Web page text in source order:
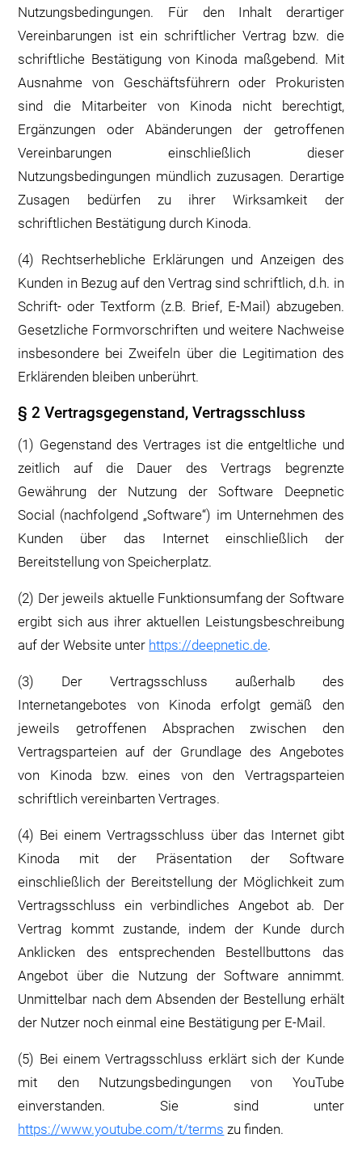
Nutzungsbedingungen. Für den Inhalt derartiger
Vereinbarungen ist ein schriftlicher Vertrag bzw. die
schriftliche Bestätigung von Kinoda maßgebend. Mit
Ausnahme von Geschäftsführern oder Prokuristen
sind die Mitarbeiter von Kinoda nicht berechtigt,
Ergänzungen oder Abänderungen der getroffenen
Vereinbarungen einschließlich dieser
Nutzungsbedingungen mündlich zuzusagen. Derartige
Zusagen bedürfen zu ihrer Wirksamkeit der
schriftlichen Bestätigung durch Kinoda.
(4) Rechtserhebliche Erklärungen und Anzeigen des
Kunden in Bezug auf den Vertrag sind schriftlich, d.h. in
Schrift- oder Textform (z.B. Brief, E-Mail) abzugeben.
Gesetzliche Formvorschriften und weitere Nachweise
insbesondere bei Zweifeln über die Legitimation des
Erklärenden bleiben unberührt.
§ 2 Vertragsgegenstand, Vertragsschluss
(1) Gegenstand des Vertrages ist die entgeltliche und
zeitlich auf die Dauer des Vertrags begrenzte
Gewährung der Nutzung der Software Deepnetic
Social (nachfolgend „Software“) im Unternehmen des
Kunden über das Internet einschließlich der
Bereitstellung von Speicherplatz.
(2) Der jeweils aktuelle Funktionsumfang der Software
ergibt sich aus ihrer aktuellen Leistungsbeschreibung
auf der Website unter https://deepnetic.de.
(3) Der Vertragsschluss außerhalb des
Internetangebotes von Kinoda erfolgt gemäß den
jeweils getroffenen Absprachen zwischen den
Vertragsparteien auf der Grundlage des Angebotes
von Kinoda bzw. eines von den Vertragsparteien
schriftlich vereinbarten Vertrages.
(4) Bei einem Vertragsschluss über das Internet gibt
Kinoda mit der Präsentation der Software
einschließlich der Bereitstellung der Möglichkeit zum
Vertragsschluss ein verbindliches Angebot ab. Der
Vertrag kommt zustande, indem der Kunde durch
Anklicken des entsprechenden Bestellbuttons das
Angebot über die Nutzung der Software annimmt.
Unmittelbar nach dem Absenden der Bestellung erhält
der Nutzer noch einmal eine Bestätigung per E-Mail.
(5) Bei einem Vertragsschluss erklärt sich der Kunde
mit den Nutzungsbedingungen von YouTube
einverstanden. Sie sind unter
https://www.youtube.com/t/terms zu finden.